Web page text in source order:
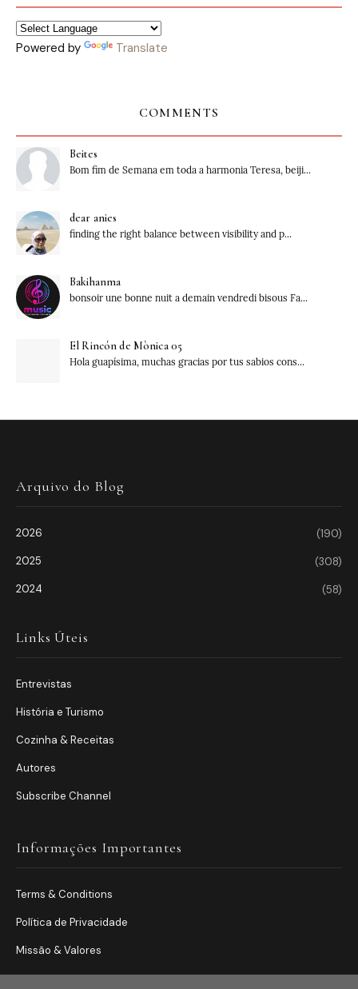
Powered by Translate
COMMENTS
Beites
Bom fim de Semana em toda a harmonia Teresa, beiji...
dear anies
finding the right balance between visibility and p...
Bakihanma
bonsoir une bonne nuit a demain vendredi bisous Fa...
El Rincón de Mònica 05
Hola guapísima, muchas gracias por tus sabios cons...
Arquivo do Blog
2026
(190)
2025
(308)
2024
(58)
Links Úteis
Entrevistas
História e Turismo
Cozinha & Receitas
Autores
Subscribe Channel
Informações Importantes
Terms & Conditions
Política de Privacidade
Missão & Valores